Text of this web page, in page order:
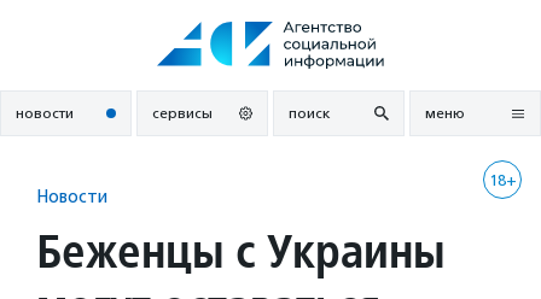
новости сервисы поиск меню
18+
Новости
Беженцы с Украины